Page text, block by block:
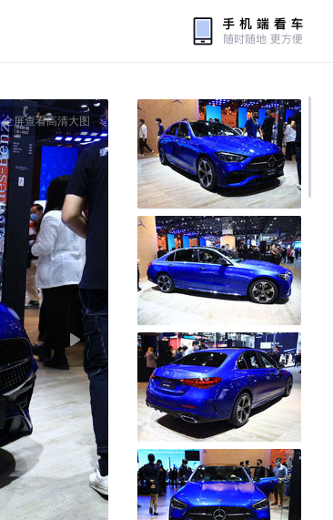
全屏查看高清大图